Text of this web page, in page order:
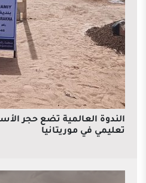
الندوة العالمية تضع حجر
تعليمي في موريتانيا